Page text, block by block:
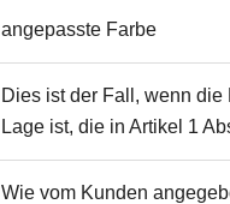
angepasste Farbe
Dies ist der Fall, wenn
Lage ist, die in Artikel 1
Wie vom Kunden